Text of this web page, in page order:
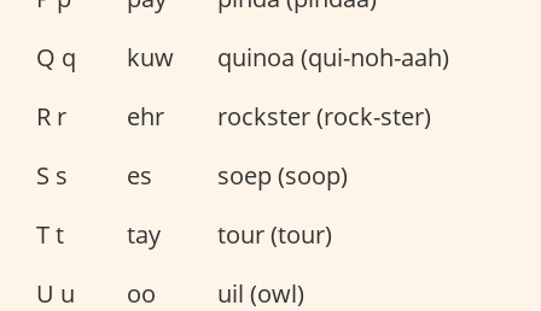
Q q
kuw
quinoa (qui-noh-aah)
R r
ehr
rockster (rock-ster)
S s
es
soep (soop)
T t
tay
tour (tour)
U u
oo uil (owl)